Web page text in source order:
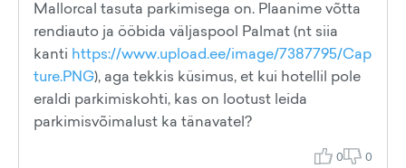
Mallorcal tasuta parkimisega on. Plaanime võtta
rendiauto ja ööbida väljaspool Palmat (nt siia
kanti https://www.upload.ee/image/7387795/Cap
ture.PNG), aga tekkis küsimus, et kui hotellil pole
eraldi parkimiskohti, kas on lootust leida
parkimisvõimalust ka tänavatel?
0 0